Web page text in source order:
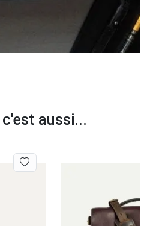
aussi...